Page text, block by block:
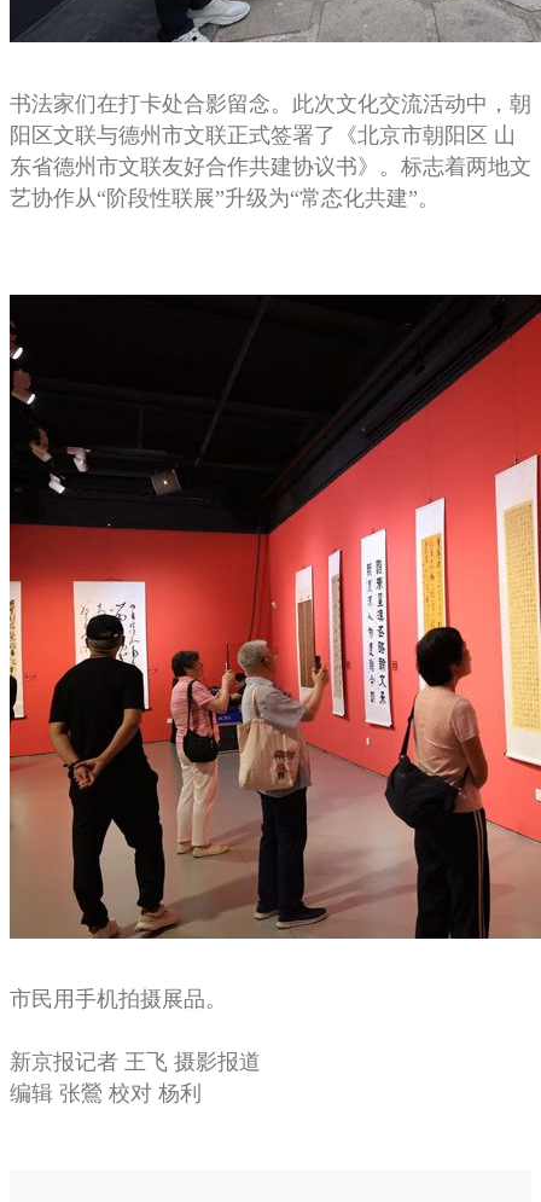
书法家们在打卡处合影留念。此次文化交流活动中，朝
阳区文联与德州市文联正式签署了《北京市朝阳区 山
东省德州市文联友好合作共建协议书》。标志着两地文
艺协作从“阶段性联展”升级为“常态化共建”。
市民用手机拍摄展品。
新京报记者 王飞 摄影报道
编辑 张鶯 校对 杨利